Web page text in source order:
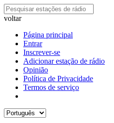
voltar
Página principal
Entrar
Inscrever-se
Adicionar estação de rádio
Opinião
Política de Privacidade
Termos de serviço